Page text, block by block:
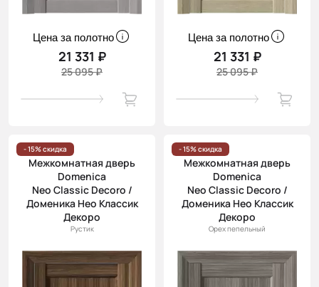
Цена за полотно
21 331 ₽
25 095 ₽
Цена за полотно
21 331 ₽
25 095 ₽
- 15% скидка
Межкомнатная дверь
Domenica
Neo Classic Decoro /
Доменика Нео Классик
Декоро
Рустик
- 15% скидка
Межкомнатная дверь
Domenica
Neo Classic Decoro /
Доменика Нео Классик
Декоро
Орех пепельный